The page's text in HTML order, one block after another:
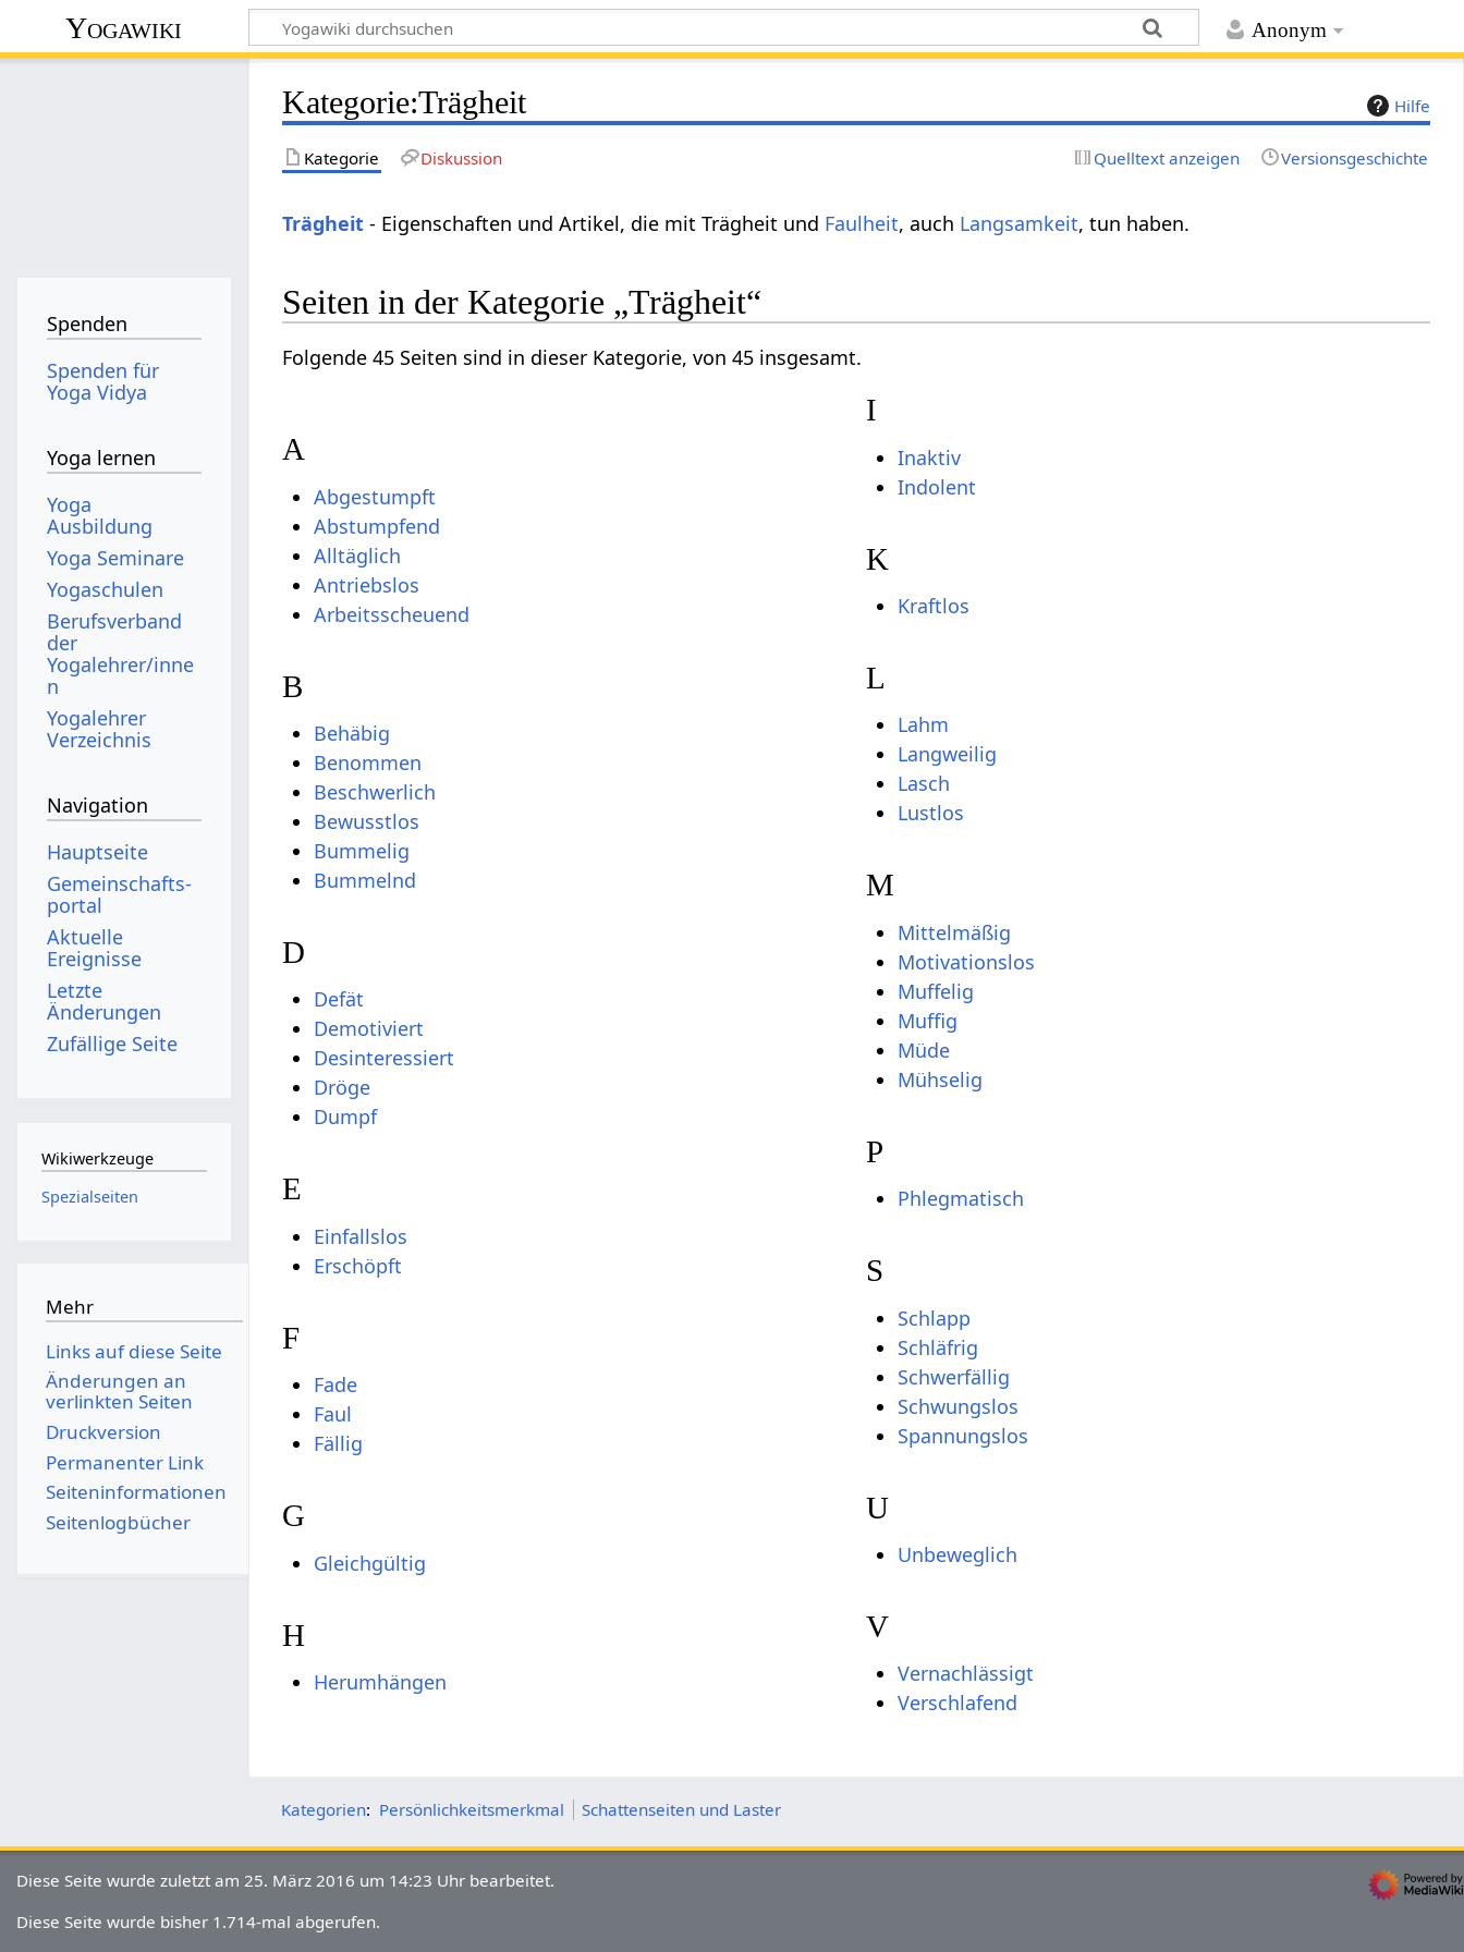
Anonym
Yogawiki
Hilfe
Kategorie:Trägheit
Kategorie Diskussion Quelltext anzeigen Versionsgeschichte
Trägheit - Eigenschaften und Artikel, die mit Trägheit und Faulheit, auch Langsamkeit, tun haben.
Seiten in der Kategorie „Trägheit“
Folgende 45 Seiten sind in dieser Kategorie, von 45 insgesamt.
A
Abgestumpft
Abstumpfend
Alltäglich
Antriebslos
Arbeitsscheuend
B
Behäbig
Benommen
Beschwerlich
Bewusstlos
Bummelig
Bummelnd
D
Defät
Demotiviert
Desinteressiert
Dröge
Dumpf
E
Einfallslos
Erschöpft
F
Fade
Faul
Fällig
G
Gleichgültig
H
Herumhängen
I
Inaktiv
Indolent
K
Kraftlos
L
Lahm
Langweilig
Lasch
Lustlos
M
Mittelmäßig
Motivationslos
Muffelig
Muffig
Müde
Mühselig
P
Phlegmatisch
S
Schlapp
Schläfrig
Schwerfällig
Schwungslos
Spannungslos
U
Unbeweglich
V
Vernachlässigt
Verschlafend
Kategorien: Persönlichkeitsmerkmal Schattenseiten und Laster
Spenden
Spenden für
Yoga Vidya
Yoga lernen
Yoga
Ausbildung
Yoga Seminare
Yogaschulen
Berufsverband
der
Yogalehrer/inne
n
Yogalehrer
Verzeichnis
Navigation
Hauptseite
Gemeinschafts­
portal
Aktuelle
Ereignisse
Letzte
Änderungen
Zufällige Seite
Wikiwerkzeuge
Spezialseiten
Mehr
Links auf diese Seite
Änderungen an
verlinkten Seiten
Druckversion
Permanenter Link
Seiten­­informationen
Seitenlogbücher
Diese Seite wurde zuletzt am 25. März 2016 um 14:23 Uhr bearbeitet.
Diese Seite wurde bisher 1.714-mal abgerufen.